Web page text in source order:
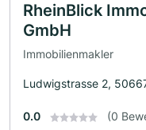
RheinBlick
GmbH
Immobilienmakler
Ludwigstrasse 2,
0.0 (0